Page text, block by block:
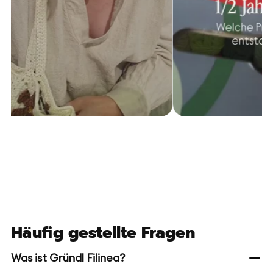
Häufig gestellte Fragen
Was ist Gründl Filinea?